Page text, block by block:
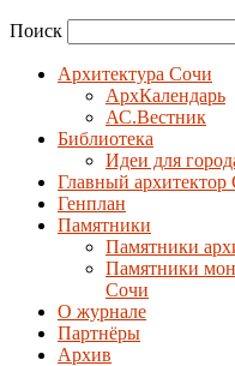
Поиск
Архитектура Сочи
АрхКалендарь
АС.Вестник
Библиотека
Идеи для
Главный архитектор
Генплан
Памятники
Памятники
Памятники
Сочи
О журнале
Партнёры
Архив